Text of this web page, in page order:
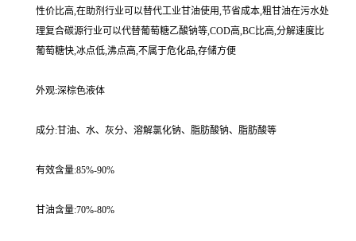
性价比高,在助剂行业可以替代工业甘油使用,节省成本,粗甘油在污水处
理复合碳源行业可以代替葡萄糖乙酸钠等,COD高,BC比高,分解速度比
葡萄糖快,冰点低,沸点高,不属于危化品,存储方便
外观:深棕色液体
成分:甘油、水、灰分、溶解氯化钠、脂肪酸钠、脂肪酸等
有效含量:85%-90%
甘油含量:70%-80%